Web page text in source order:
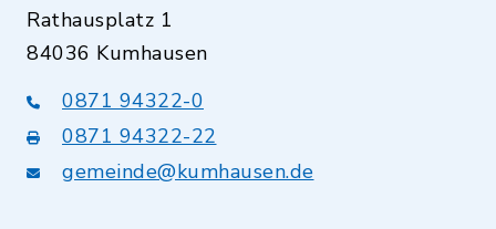
Rathausplatz 1
84036 Kumhausen
0871 94322-0
0871 94322-22
gemeinde@kumhausen.de